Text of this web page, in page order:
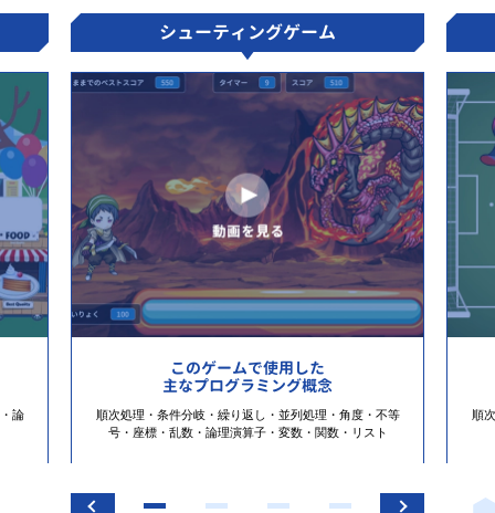
論
シューティングゲーム
このゲームで使用した
主なプログラミング概念
順次処理・条件分岐・繰り返し・並列処理・角度・不等
号・座標・乱数・論理演算子・変数・関数・リスト
順